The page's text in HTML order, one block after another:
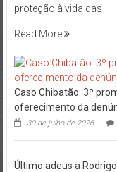
proteção à vida das
Read More
Caso Chibatão: 3º
oferecimento da
30 de julho de 2026
Último adeus a